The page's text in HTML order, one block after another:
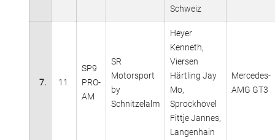
Schweiz
7. 11
SP9
PRO-
AM
SR
Motorsport
by
Schnitzelalm
Heyer
Kenneth,
Viersen
Härtling Jay
Mo,
Sprockhövel
Fittje Jannes,
Langenhain
Mercedes-
AMG GT3